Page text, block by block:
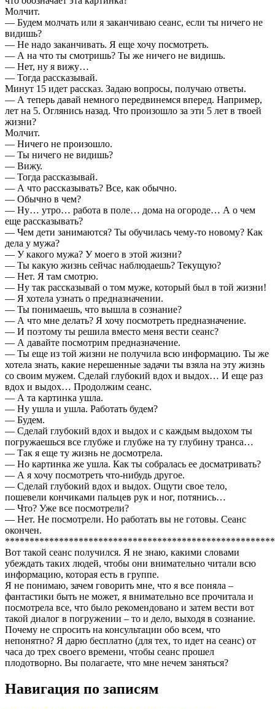
Молчит.
— Будем молчать или я заканчиваю сеанс, если ты ничего не
видишь?
— Не надо заканчивать. Я еще хочу посмотреть.
— А на что ты смотришь? Ты же ничего не видишь.
— Нет, ну я вижу…
— Тогда рассказывай.
Минут 15 идет рассказ. Задаю вопросы, получаю ответы.
— А теперь давай немного передвинемся вперед. Например,
лет на 5. Оглянись назад. Что произошло за эти 5 лет в твоей
жизни?
Молчит.
— Ничего не произошло.
— Ты ничего не видишь?
— Вижу.
— Тогда рассказывай.
— А что рассказывать? Все, как обычно.
— Обычно в чем?
— Ну… утро… работа в поле… дома на огороде… А о чем
еще рассказывать?
— Чем дети занимаются? Ты обучилась чему-то новому? Как
дела у мужа?
— У какого мужа? У моего в этой жизни?
— Ты какую жизнь сейчас наблюдаешь? Текущую?
— Нет. Я там смотрю.
— Ну так рассказывай о том муже, который был в той жизни!
— Я хотела узнать о предназначении.
— Ты понимаешь, что вышла в сознание?
— А что мне делать? Я хочу посмотреть предназначение.
— И поэтому ты решила вместо меня вести сеанс?
— А давайте посмотрим предназначение.
— Ты еще из той жизни не получила всю информацию. Ты же
хотела знать, какие нерешенные задачи ты взяла на эту жизнь
со своим мужем. Сделай глубокий вдох и выдох… И еще раз
вдох и выдох… Продолжим сеанс.
— А та картинка ушла.
— Ну ушла и ушла. Работать будем?
— Будем.
— Сделай глубокий вдох и выдох и с каждым выдохом ты
погружаешься все глубже и глубже на ту глубину транса…
— Так я еще ту жизнь не досмотрела.
— Но картинка же ушла. Как ты собралась ее досматривать?
— А я хочу посмотреть что-нибудь другое.
— Сделай глубокий вдох и выдох. Ощути свое тело,
пошевели кончиками пальцев рук и ног, потянись…
— Что? Уже все посмотрели?
— Нет. Не посмотрели. Но работать вы не готовы. Сеанс
окончен.
Вот такой сеанс получился. Я не знаю, какими словами
убеждать таких людей, чтобы они внимательно читали всю
информацию, которая есть в группе.
Я не понимаю, зачем говорить мне, что я все поняла –
фантастики быть не может, я внимательно все прочитала и
посмотрела все, что было рекомендовано и затем вести вот
такой диалог в погружении – то и дело, выходя в сознание.
Почему не спросить на консультации обо всем, что
непонятно? Я дарю бесплатно (для тех, то идет на сеанс) от
часа до трех своего времени, чтобы сеанс прошел
плодотворно. Вы полагаете, что мне нечем заняться?
Навигация по записям